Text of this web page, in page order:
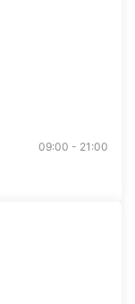
09:00 - 21:00